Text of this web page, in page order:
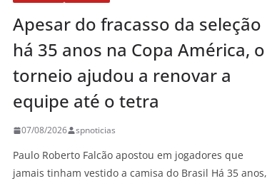
Apesar do fracasso da seleção
há 35 anos na Copa América, o
torneio ajudou a renovar a
equipe até o tetra
07/08/2026 spnoticias
Paulo Roberto Falcão apostou em jogadores que
jamais tinham vestido a camisa do Brasil Há 35 anos,